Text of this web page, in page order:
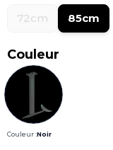
72cm 85cm
Couleur
Couleur :Noir